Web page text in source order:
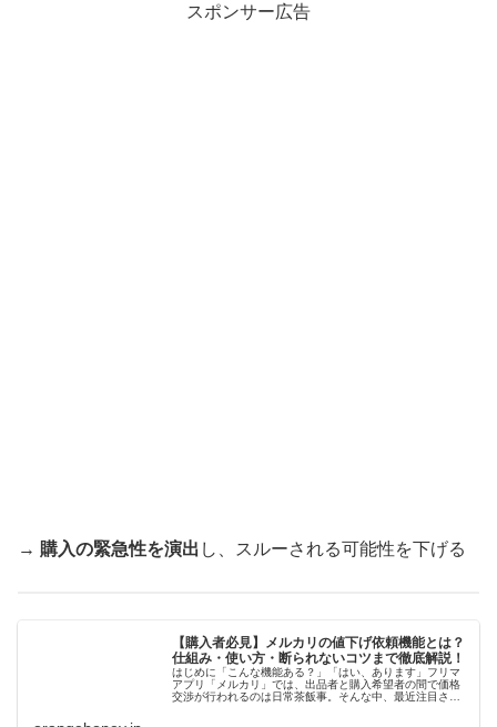
スポンサー広告
→ 購入の緊急性を演出 し、スルーされる可能性を下げる
【購入者必見】メルカリの値下げ依頼機能とは？
仕組み・使い方・断られないコツまで徹底解説！
はじめに「こんな機能ある？」「はい、あります」フリマ
アプリ「メルカリ」では、出品者と購入希望者の間で価格
交渉が行われるのは日常茶飯事。そんな中、最近注目され